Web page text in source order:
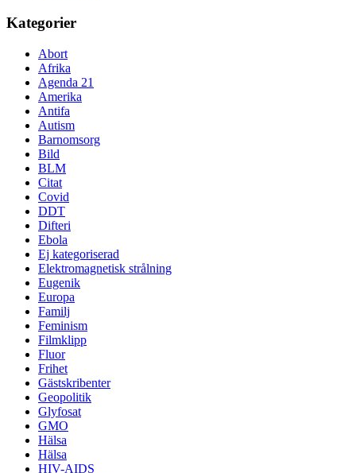
Kategorier
Abort
Afrika
Agenda 21
Amerika
Antifa
Autism
Barnomsorg
Bild
BLM
Citat
Covid
DDT
Difteri
Ebola
Ej kategoriserad
Elektromagnetisk strålning
Eugenik
Europa
Familj
Feminism
Filmklipp
Fluor
Frihet
Gästskribenter
Geopolitik
Glyfosat
GMO
Hälsa
Hälsa
HIV-AIDS